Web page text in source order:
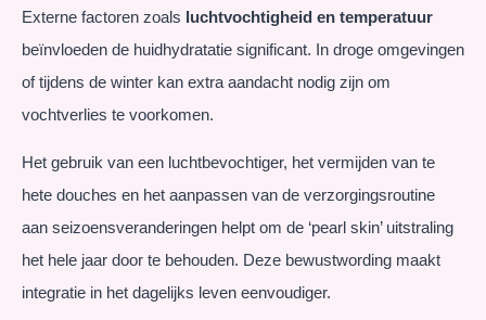
Externe factoren zoals luchtvochtigheid en temperatuur
beïnvloeden de huidhydratatie significant. In droge omgevingen
of tijdens de winter kan extra aandacht nodig zijn om
vochtverlies te voorkomen.
Het gebruik van een luchtbevochtiger, het vermijden van te
hete douches en het aanpassen van de verzorgingsroutine
aan seizoensveranderingen helpt om de ‘pearl skin’ uitstraling
het hele jaar door te behouden. Deze bewustwording maakt
integratie in het dagelijks leven eenvoudiger.